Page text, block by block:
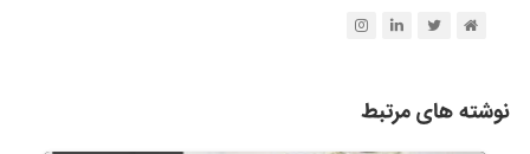
نوشته های مرتبط